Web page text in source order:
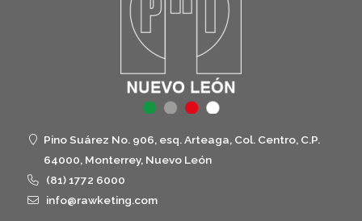
Pino Suárez No. 906, esq. Arteaga, Col. Centro, C.P.
64000, Monterrey, Nuevo León
(81) 1772 6000
info@rawketing.com